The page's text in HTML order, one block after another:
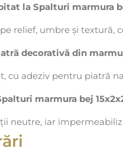
la Spalturi marmura
relief, umbre și textură,
decorativă din
cu adeziv pentru piatră
marmura bej
neutre, iar